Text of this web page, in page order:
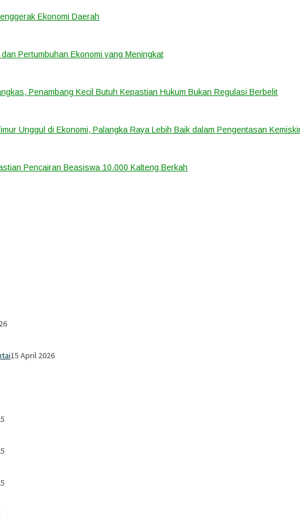
Ekonomi Daerah
Pertumbuhan Ekonomi yang Meningkat
Penambang Kecil Butuh Kepastian Hukum Bukan Regulasi Berbelit
Unggul di Ekonomi, Palangka Raya Lebih Baik dalam Pengentasan
Pencairan Beasiswa 10.000 Kalteng Berkah
15 April 2026